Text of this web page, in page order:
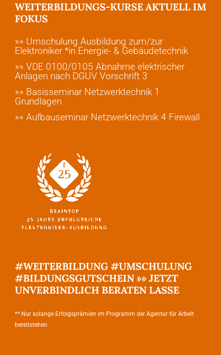
WEITERBILDUNGS-KURSE AKTUELL IM
FOKUS
»» Umschulung Ausbildung zum/zur
Elektroniker *in Energie- & Gebäudetechnik
»» VDE 0100/0105 Abnahme elektrischer
Anlagen nach DGUV Vorschrift 3
»» Basisseminar Netzwerktechnik 1
Grundlagen
»» Aufbauseminar Netzwerktechnik 4 Firewall
#WEITERBILDUNG #UMSCHULUNG
#BILDUNGSGUTSCHEIN »» JETZT
UNVERBINDLICH BERATEN LASSE
** Nur solange Erfolgsprämien im Programm der Agentur für Arbeit
bereitstehen